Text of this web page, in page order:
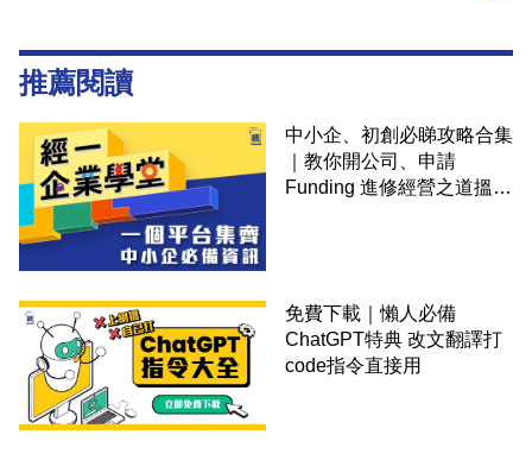
推薦閱讀
中小企、初創必睇攻略合集
｜教你開公司、申請
Funding 進修經營之道搵大
免費下載｜懶人必備
ChatGPT特典 改文翻譯打
code指令直接用